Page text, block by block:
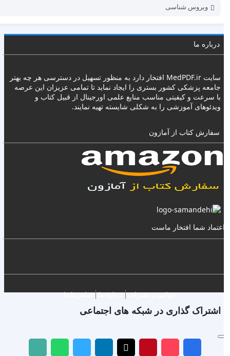
ویروس شناسی
درباره ما
سایتMedPDF.irافتخار دارد به منظور تسهیل در دسترسی هر چه بهتر
جامعه پزشکی کشور بستری را ایجاد نماید تا تمامی عزیزان این عرصه
با سرعت و کیفیتی مناسب منایع علمی اورجینال از قبیل کتاب و
ویدئوهای آموزشی را به شکلی شایسته تهیه نمایند.
سفارش کتاب از آمازون
شما افتخار ماست
قوانین و مقررات درباره ما تماس با ما
اشتراک گذاری در شبکه های اجتماعی